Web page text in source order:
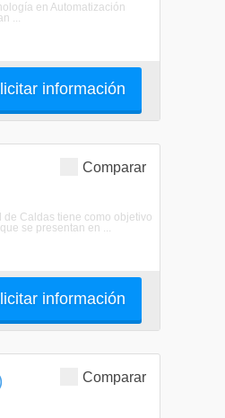
en Automatización
...
información
Comparar
Caldas tiene como objetivo
se presentan en ...
información
Comparar